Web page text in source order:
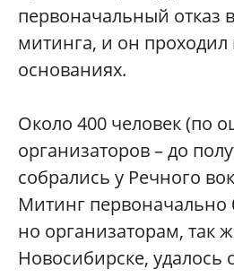
первоначальный отказ
митинга, и он
основаниях.
Около 400 человек (по
организаторов – до
собрались у Речного
Митинг
но организаторам, так
Новосибирске, удалось